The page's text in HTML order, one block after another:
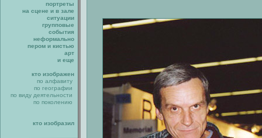
портреты
на сцене и в зале
ситуации
групповые
события
неформально
пером и кистью
арт
и еще
кто изображен
по алфавиту
по географии
по виду деятельности
по поколению
кто изобразил